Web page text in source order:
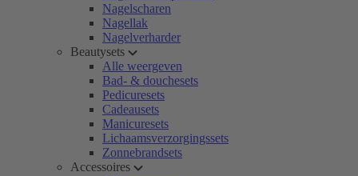
Nagelscharen
Nagellak
Nagelverharder
Beautysets
Alle weergeven
Bad- & douchesets
Pedicuresets
Cadeausets
Manicuresets
Lichaamsverzorgingssets
Zonnebrandsets
Accessoires